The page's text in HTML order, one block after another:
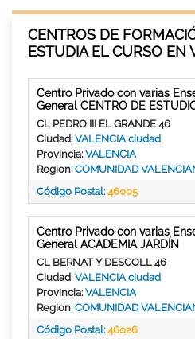
CENTROS DE
ESTUDIA EL CURSO EN
Centro Privado con varias
General CENTRO DE
CL PEDRO III EL GRANDE 46
Ciudad:VALENCIA ciudad
Provincia:VALENCIA
Region:COMUNIDAD
Código Postal:46005
Centro Privado con varias
General ACADEMIA JARDÍN
CL BERNAT Y DESCOLL 46
Ciudad:VALENCIA ciudad
Provincia:VALENCIA
Region:COMUNIDAD
Código Postal:46026